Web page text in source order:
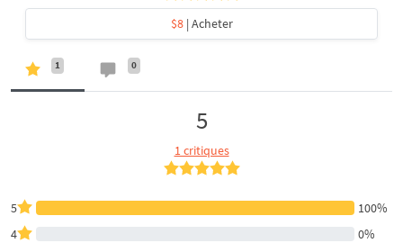
$8| Acheter
1 0
5
1 critiques
5
100%
4
0%